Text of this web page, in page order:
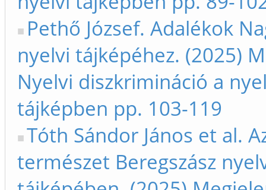
Pethő József. Adalékok
nyelvi tájképéhez. (2025)
Nyelvi diszkrimináció a
tájképben pp. 103-119
Tóth Sándor János et al.
természet Beregszász